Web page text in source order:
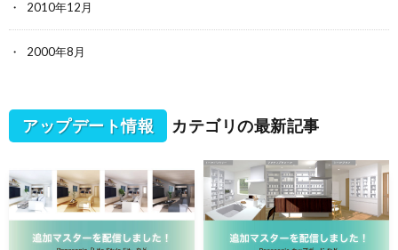
2010年12月
2000年8月
アップデート情報 カテゴリの最新記事